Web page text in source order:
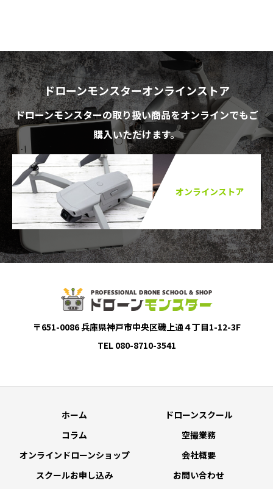
ドローンモンスターオンラインストア
ドローンモンスターの取り扱い商品をオンラインでもご
購入いただけます。
オンラインストア
〒651-0086 兵庫県神戸市中央区磯上通４丁目1-12-3F
TEL 080-8710-3541
ホーム
ドローンスクール
コラム
空撮業務
オンラインドローンショップ
会社概要
スクールお申し込み
お問い合わせ